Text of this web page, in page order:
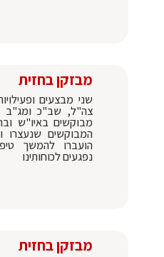
מבזקן בחזית
שני מבצעים
מבוקשים באיו"ש
המבוקשים שנעצרו
הועברו להמשך
נפגעים לכוחותינו
מבזקן בחזית